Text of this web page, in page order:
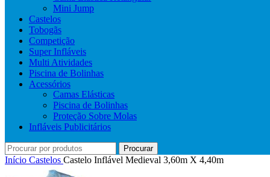
Mini Jump
Castelos
Tobogãs
Competição
Super Infláveis
Multi Atividades
Piscina de Bolinhas
Acessórios
Camas Elásticas
Piscina de Bolinhas
Proteção Sobre Molas
Infláveis Publicitários
Procurar
Início Castelos Castelo Inflável Medieval 3,60m X 4,40m